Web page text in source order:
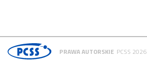
PRAWA AUTORSKIE PCSS 2026